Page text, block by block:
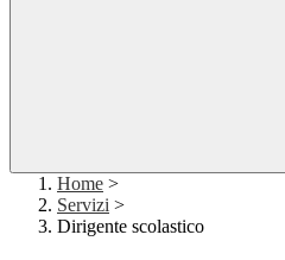
Home >
Servizi >
Dirigente scolastico